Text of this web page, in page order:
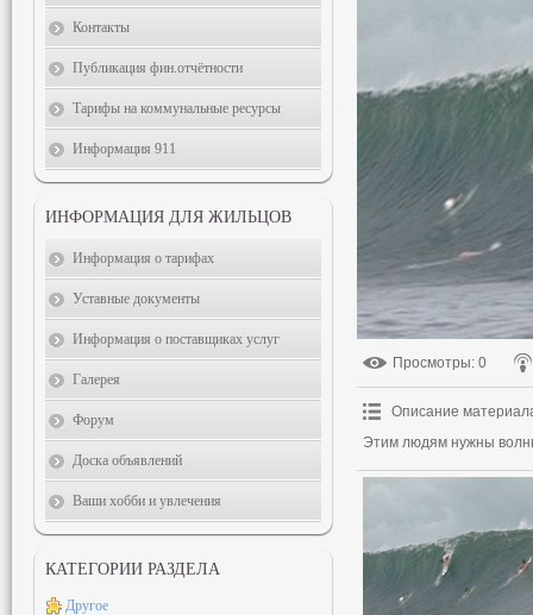
Просмотры: 0
Описание
Этим людям нужны
Контакты
Публикация фин.отчётности
Тарифы на коммунальные ресурсы
Информация 911
ИНФОРМАЦИЯ ДЛЯ ЖИЛЬЦОВ
Информация о тарифах
Уставные документы
Информация о поставщиках услуг
Галерея
Форум
Доска объявлений
Ваши хобби и увлечения
КАТЕГОРИИ РАЗДЕЛА
Другое